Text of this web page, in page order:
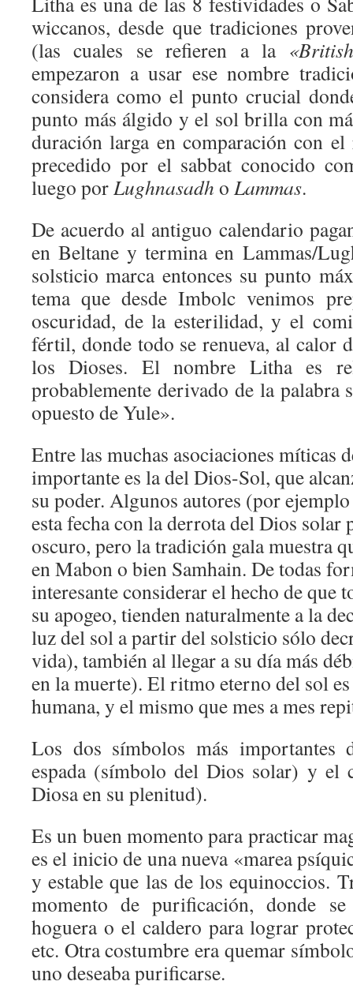
wiccanos, desde que tradiciones
(las cuales se refieren a la
empezaron a usar ese nombre
considera como el punto crucial
punto más álgido y el sol brilla con
duración larga en comparación con
precedido por el sabbat conocido
luego porLughnasadh o Lammas.
De acuerdo al antiguo calendario
en Beltane y termina en Lammas/
solsticio marca entonces su punto
tema que desde Imbolc venimos
oscuridad, de la esterilidad, y el
fértil, donde todo se renueva, al calor
los Dioses. El nombre Litha es
probablemente derivado de la palabra
opuesto de Yule».
Entre las muchas asociaciones míticas
importante es la del Dios-Sol, que
su poder. Algunos autores (por
esta fecha con la derrota del Dios solar
oscuro, pero la tradición gala muestra
en Mabon o bien Samhain. De todas
interesante considerar el hecho de que
su apogeo, tienden naturalmente a la
luz del sol a partir del solsticio sólo
vida), también al llegar a su día más
en la muerte). El ritmo eterno del sol
humana, y el mismo que mes a mes
Los dos símbolos más importantes
espada (símbolo del Dios solar) y el
Diosa en su plenitud).
Es un buen momento para practicar
es el inicio de una nueva «marea
y estable que las de los equinoccios.
momento de purificación, donde
hoguera o el caldero para lograr
etc. Otra costumbre era quemar
uno deseaba purificarse.